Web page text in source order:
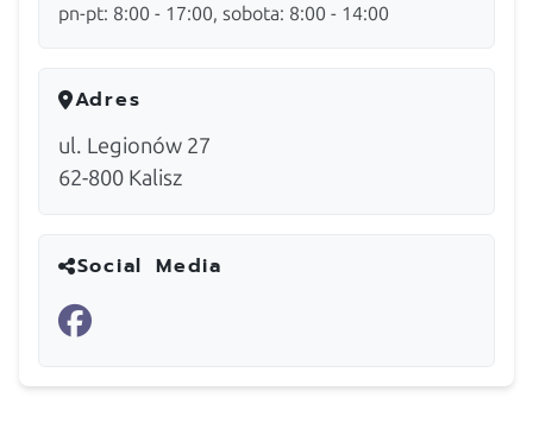
pn-pt: 8:00 - 17:00, sobota: 8:00 - 14:00
Adres
ul. Legionów 27
62-800 Kalisz
Social Media